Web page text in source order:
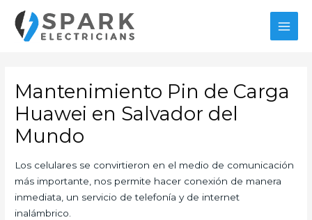
contenido
Mantenimiento Pin de Carga
Huawei en Salvador del
Mundo
Los celulares se convirtieron en el medio de comunicación
más importante, nos permite hacer conexión de manera
inmediata, un servicio de telefonía y de internet
inalámbrico.